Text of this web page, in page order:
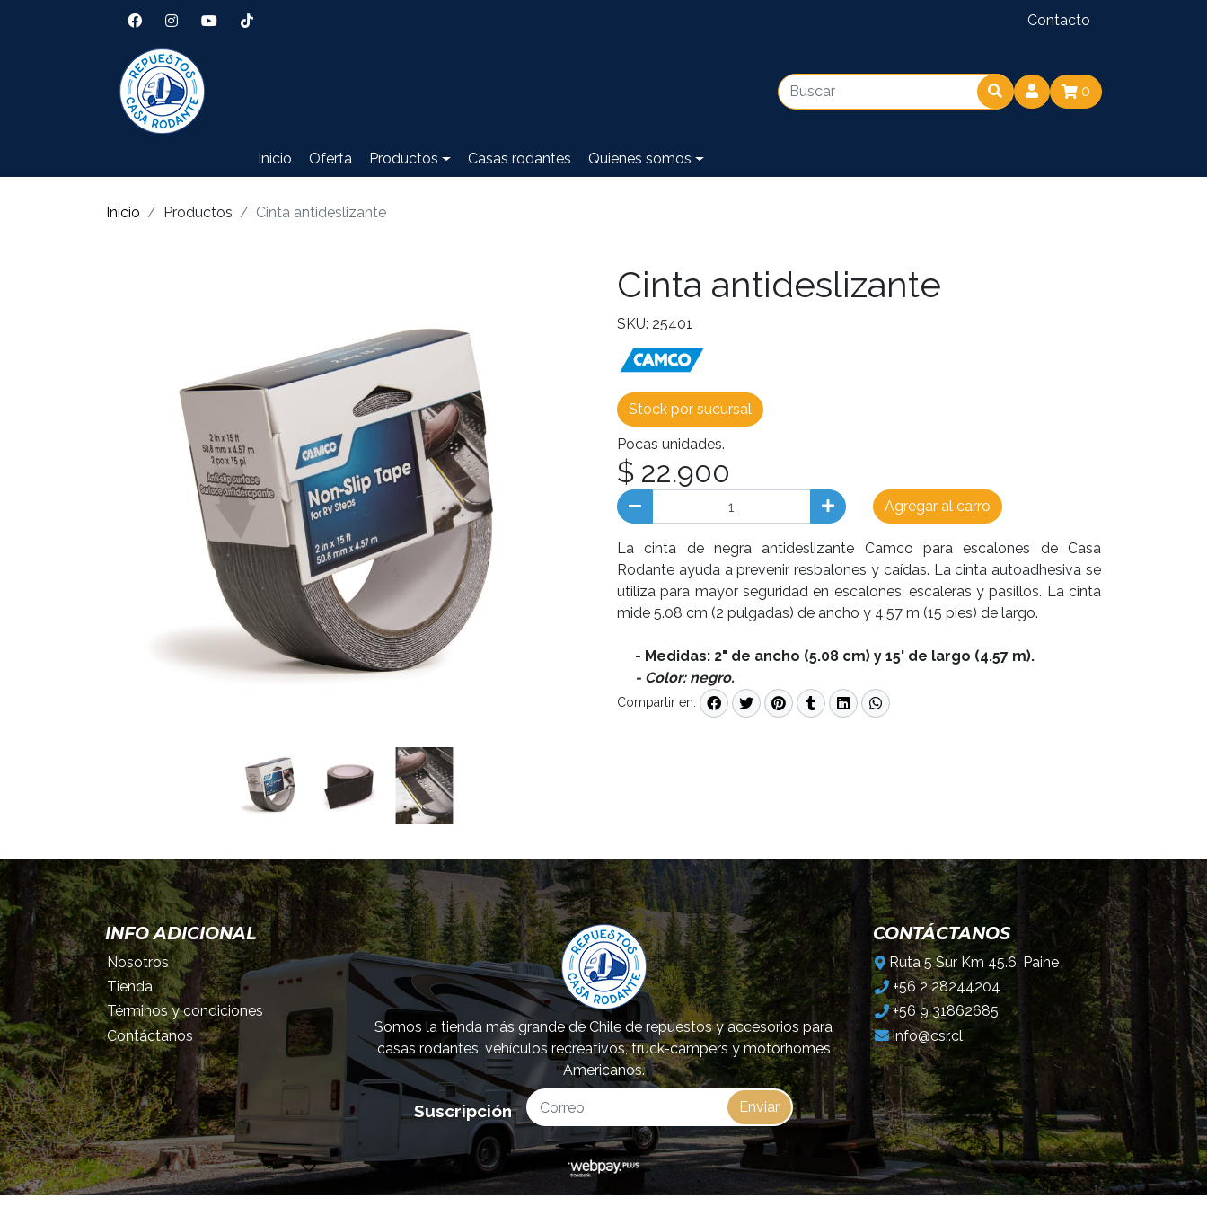
Contacto
0
Inicio Oferta Productos Casas rodantes Quienes somos
Inicio Productos Cinta antideslizante
Cinta antideslizante
SKU: 25401
Stock por sucursal
Pocas unidades.
$ 22.900
Agregar al carro
La cinta de negra antideslizante Camco para escalones de Casa
Rodante ayuda a prevenir resbalones y caídas. La cinta autoadhesiva se
utiliza para mayor seguridad en escalones, escaleras y pasillos. La cinta
mide 5.08 cm (2 pulgadas) de ancho y 4.57 m (15 pies) de largo.
- Medidas: 2" de ancho (5.08 cm) y 15' de largo (4.57 m).
- Color: negro.
Compartir en:
INFO ADICIONAL
Nosotros
Tienda
Términos y condiciones
Contáctanos
Somos la tienda más grande de Chile de repuestos y accesorios para
casas rodantes, vehículos recreativos, truck-campers y motorhomes
Americanos.
CONTÁCTANOS
Ruta 5 Sur Km 45.6, Paine
+56 2 28244204
+56 9 31862685
info@csr.cl
Suscripción Enviar